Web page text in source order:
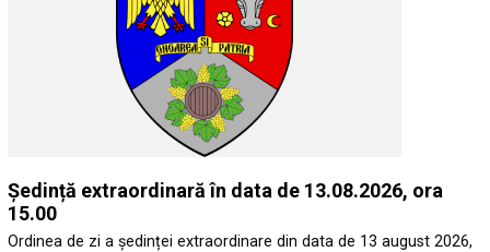
Ședință extraordinară în data de 13.08.2026, ora
15.00
Ordinea de zi a ședinței extraordinare din data de 13 august 2026,